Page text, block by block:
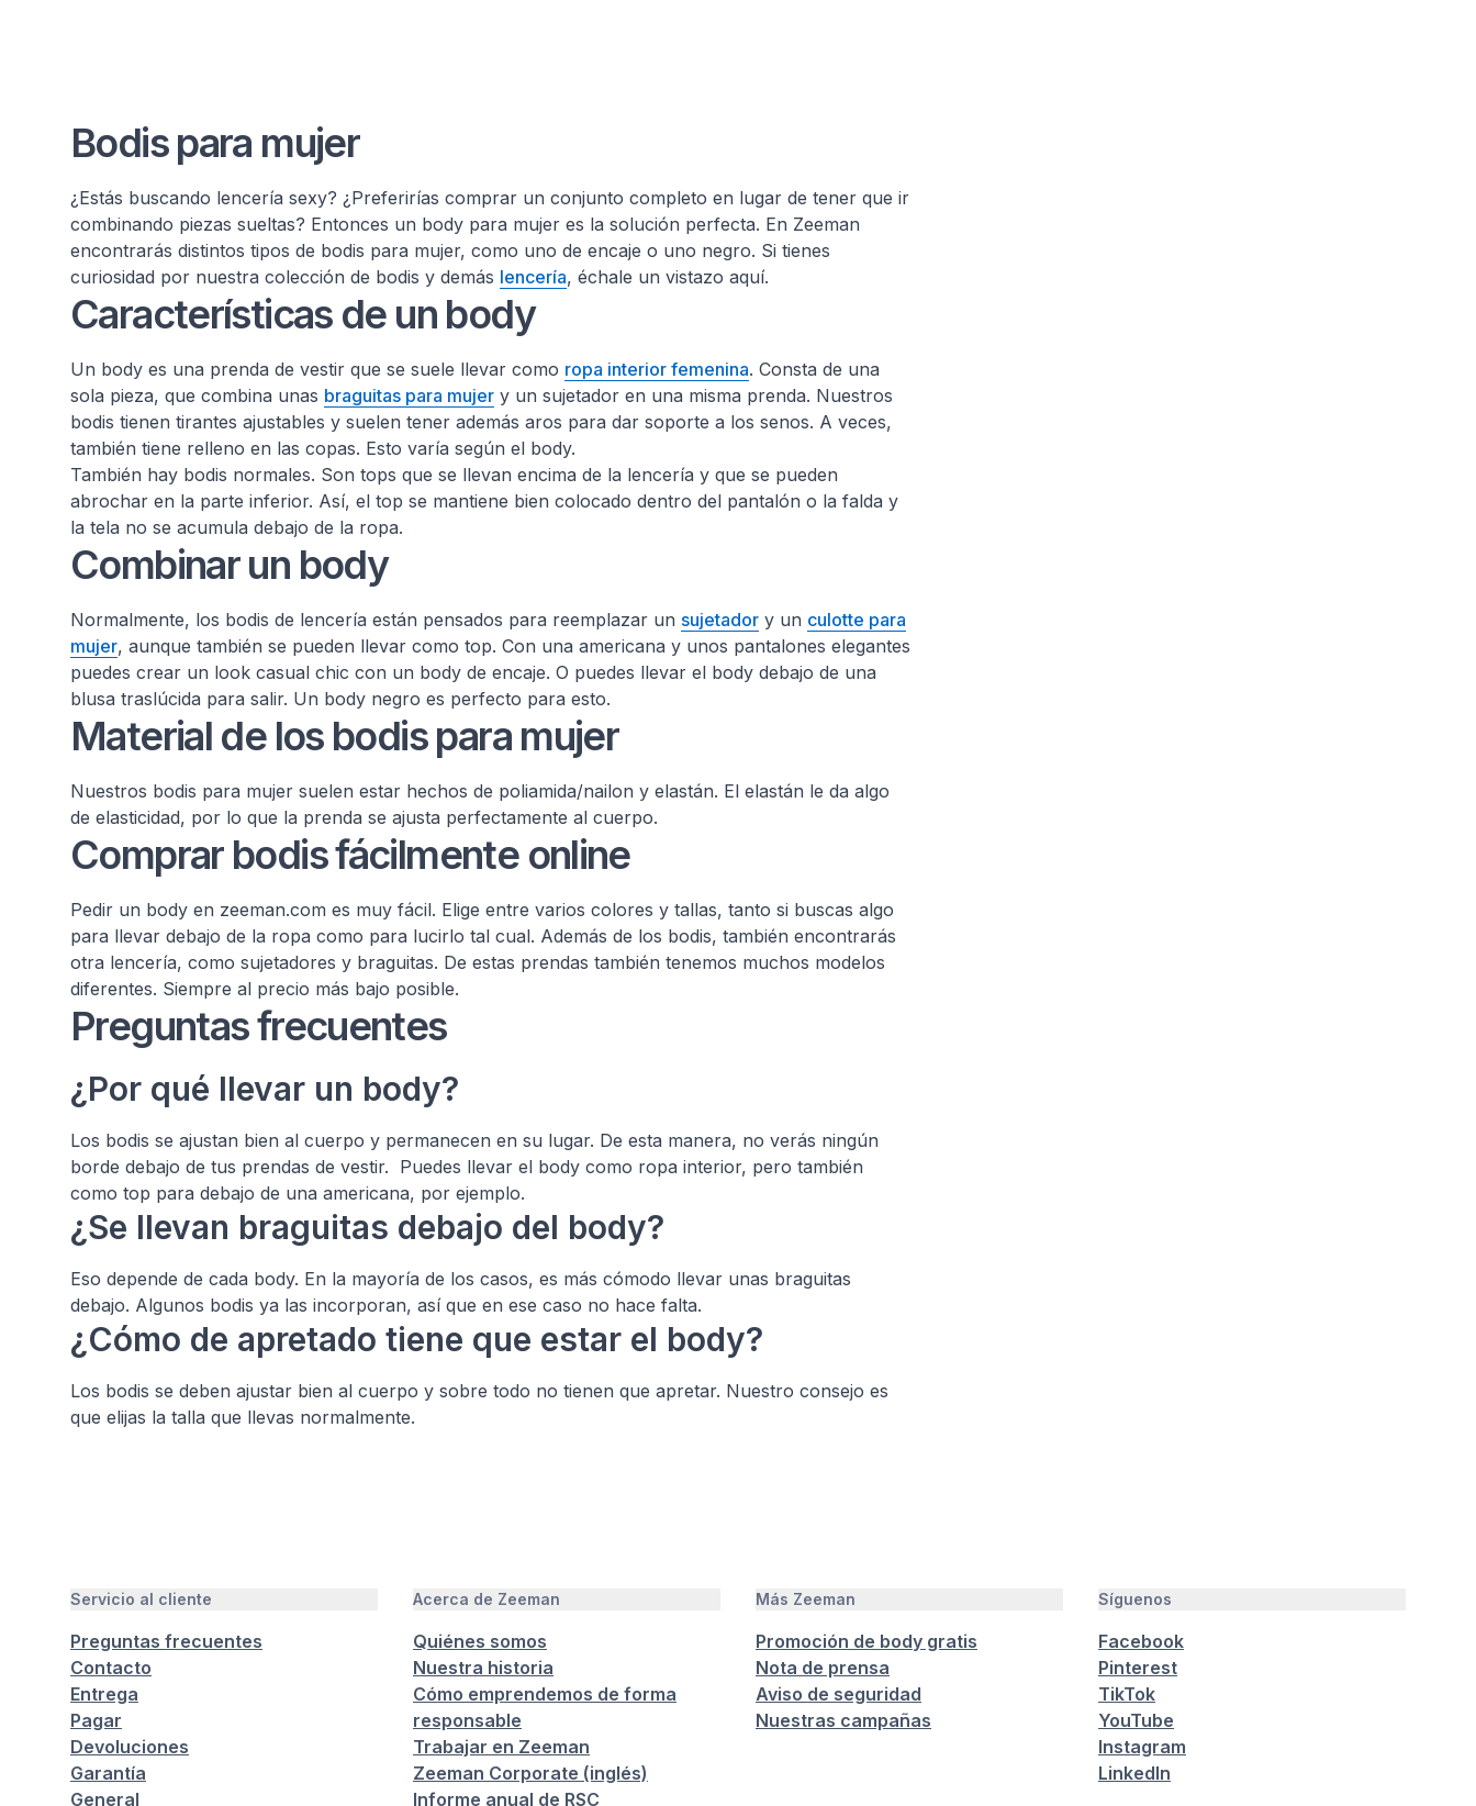
Bodis para mujer
¿Estás buscando lencería sexy? ¿Preferirías comprar un conjunto completo en lugar de tener que ir
combinando piezas sueltas? Entonces un body para mujer es la solución perfecta. En Zeeman
encontrarás distintos tipos de bodis para mujer, como uno de encaje o uno negro. Si tienes
curiosidad por nuestra colección de bodis y demás lencería, échale un vistazo aquí.
Características de un body
Un body es una prenda de vestir que se suele llevar como ropa interior femenina. Consta de una
sola pieza, que combina unas braguitas para mujer y un sujetador en una misma prenda. Nuestros
bodis tienen tirantes ajustables y suelen tener además aros para dar soporte a los senos. A veces,
también tiene relleno en las copas. Esto varía según el body.
También hay bodis normales. Son tops que se llevan encima de la lencería y que se pueden
abrochar en la parte inferior. Así, el top se mantiene bien colocado dentro del pantalón o la falda y
la tela no se acumula debajo de la ropa.
Combinar un body
Normalmente, los bodis de lencería están pensados para reemplazar un sujetador y un culotte para
mujer, aunque también se pueden llevar como top. Con una americana y unos pantalones elegantes
puedes crear un look casual chic con un body de encaje. O puedes llevar el body debajo de una
blusa traslúcida para salir. Un body negro es perfecto para esto.
Material de los bodis para mujer
Nuestros bodis para mujer suelen estar hechos de poliamida/nailon y elastán. El elastán le da algo
de elasticidad, por lo que la prenda se ajusta perfectamente al cuerpo.
Comprar bodis fácilmente online
Pedir un body en zeeman.com es muy fácil. Elige entre varios colores y tallas, tanto si buscas algo
para llevar debajo de la ropa como para lucirlo tal cual. Además de los bodis, también encontrarás
otra lencería, como sujetadores y braguitas. De estas prendas también tenemos muchos modelos
diferentes. Siempre al precio más bajo posible.
Preguntas frecuentes
¿Por qué llevar un body?
Los bodis se ajustan bien al cuerpo y permanecen en su lugar. De esta manera, no verás ningún
borde debajo de tus prendas de vestir. Puedes llevar el body como ropa interior, pero también
como top para debajo de una americana, por ejemplo.
¿Se llevan braguitas debajo del body?
Eso depende de cada body. En la mayoría de los casos, es más cómodo llevar unas braguitas
debajo. Algunos bodis ya las incorporan, así que en ese caso no hace falta.
¿Cómo de apretado tiene que estar el body?
Los bodis se deben ajustar bien al cuerpo y sobre todo no tienen que apretar. Nuestro consejo es
que elijas la talla que llevas normalmente.
Servicio al cliente
Preguntas frecuentes
Contacto
Entrega
Pagar
Devoluciones
Garantía
General
Acerca de Zeeman
Quiénes somos
Nuestra historia
Cómo emprendemos de forma
responsable
Trabajar en Zeeman
Zeeman Corporate (inglés)
Informe anual de RSC
Más Zeeman
Promoción de body gratis
Nota de prensa
Aviso de seguridad
Nuestras campañas
Síguenos
Facebook
Pinterest
TikTok
YouTube
Instagram
LinkedIn